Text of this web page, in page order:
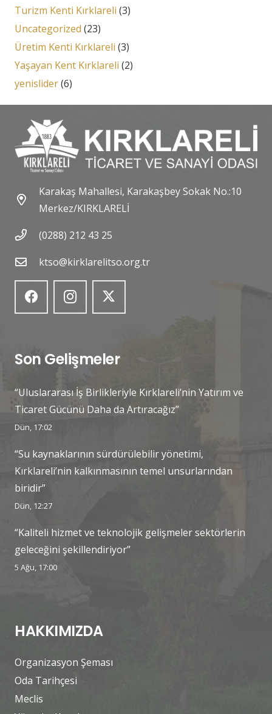
Turizm Kenti Kırklareli (3)
Uncategorized (23)
Üretim Kenti Kırklareli (3)
Yaşayan Kent Kırklareli (2)
yenislider(6)
Karakaş Mahallesi, Karakaşbey Sokak No.:10
Merkez/KIRKLARELİ
(0288) 212 43 25
ktso@kirklarelitso.org.tr
Son Gelişmeler
“Uluslararası İş Birlikleriyle Kırklareli’nin Yatırım ve
Ticaret Gücünü Daha da Artıracağız”
Dün, 17:02
“Su kaynaklarının sürdürülebilir yönetimi,
Kırklareli’nin kalkınmasının temel unsurlarından
biridir”
Dün, 12:27
“Kaliteli hizmet ve teknolojik gelişmeler sektörlerin
geleceğini şekillendiriyor”
5 Ağu, 17:00
HAKKIMIZDA
Organizasyon Şeması
Oda Tarihçesi
Meclis